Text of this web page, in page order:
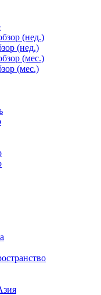
(нед.)
(нед.)
(мес.)
(мес.)